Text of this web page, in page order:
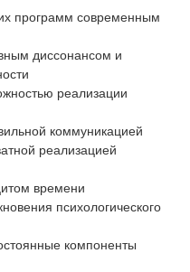
программ современным
диссонансом и
реализации
коммуникацией
реализацией
времени
психологического
компоненты